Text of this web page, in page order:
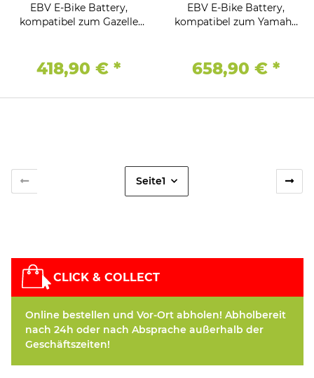
EBV E-Bike Battery,
kompatibel zum Gazelle
Gepäckträger
418,90 € *
EBV E-Bike Battery,
kompatibel zum Yamaha
20,7Ah / 745Wh - Unterrohr
658,90 € *
Seite1
CLICK & COLLECT
Online bestellen und Vor-Ort abholen! Abholbereit
nach 24h oder nach Absprache außerhalb der
Geschäftszeiten!